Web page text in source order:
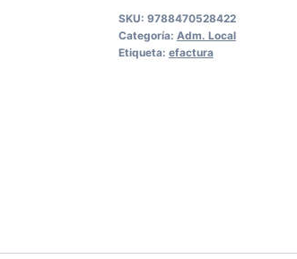
la
administración
electrónica
SKU: 9788470528422
Categoría: Adm. Local
Etiqueta: efactura